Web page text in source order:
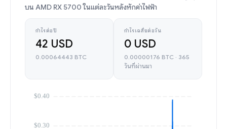
บน AMD RX 5700 ในแต่ละวันหลังหักค่าไฟฟ้า
กำไรต่อปี
42 USD
0.00064443 BTC
กำไรเฉลี่ยต่อวัน
0 USD
0.00000176 BTC · 365
วันที่ผ่านมา